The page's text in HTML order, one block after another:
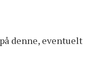
denne, eventuelt